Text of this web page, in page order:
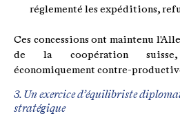
réglementé les expéditions,
Ces concessions ont maintenu
de la coopération
économiquement contre-
3. Un exercice d’équilibriste
stratégique